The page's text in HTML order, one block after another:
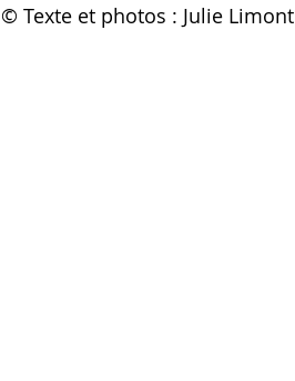
© Texte et photos : Julie Limont